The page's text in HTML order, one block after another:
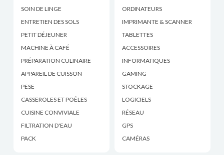
SOIN DE LINGE
ENTRETIEN DES SOLS
PETIT DÉJEUNER
MACHINE À CAFÉ
PRÉPARATION CULINAIRE
APPAREIL DE CUISSON
PESE
CASSEROLES ET POÊLES
CUISINE CONVIVIALE
FILTRATION D'EAU
PACK
ORDINATEURS
IMPRIMANTE & SCANNER
TABLETTES
ACCESSOIRES
INFORMATIQUES
GAMING
STOCKAGE
LOGICIELS
RÉSEAU
GPS
CAMÉRAS